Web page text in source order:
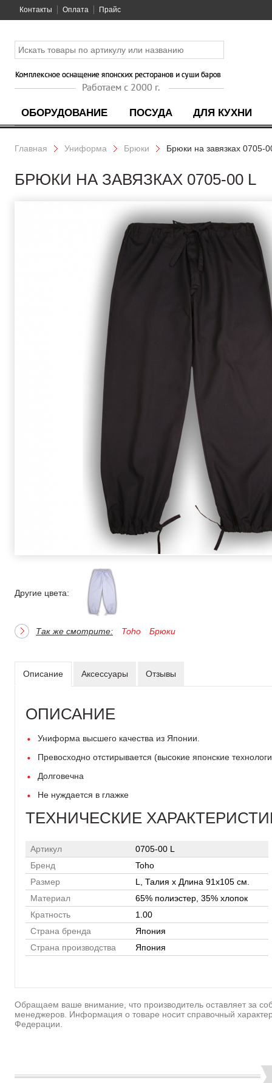
Контакты Оплата Прайс
ОБОРУДОВАНИЕ ПОСУДА ДЛЯ КУХНИ
Главная Униформа Брюки Брюки на завязках 0705-
БРЮКИ НА ЗАВЯЗКАХ 0705-00 L
Другие цвета:
Так же смотрите: Toho Брюки
Описание Аксессуары Отзывы
ОПИСАНИЕ
Униформа высшего качества из Японии.
Превосходно отстирывается (высокие японские
Долговечна
Не нуждается в глажке
ТЕХНИЧЕСКИЕ
Артикул
0705-00 L
Бренд
Toho
Размер
L, Талия х Длина 91х105 см.
Материал
65% полиэстер, 35% хлопок
Кратность
1.00
Страна бренда
Япония
Страна производства
Япония
Обращаем ваше внимание, что производитель оставляет за
менеджеров. Информация о товаре носит справочный
Федерации.